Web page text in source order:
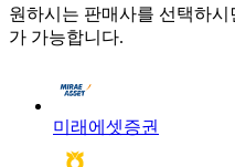
원하시는 판매사를 선택하
가 가능합니다.
미래에셋증권